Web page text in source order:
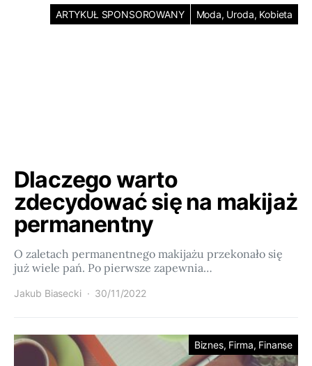
ARTYKUŁ SPONSOROWANY Moda, Uroda, Kobieta
Dlaczego warto
zdecydować się na makijaż
permanentny
O zaletach permanentnego makijażu przekonało się
już wiele pań. Po pierwsze zapewnia…
Jakub Biasecki 30/11/2022
Biznes, Firma, Finanse